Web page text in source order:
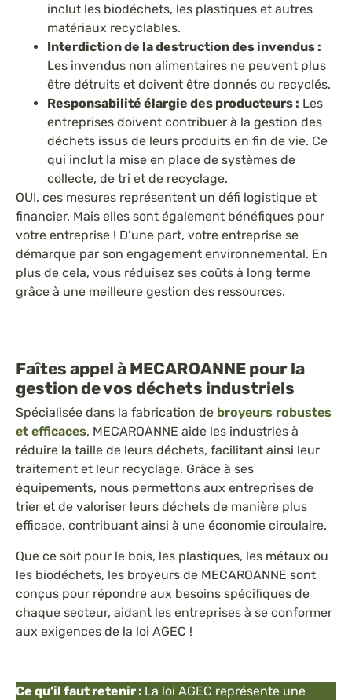
inclut les biodéchets, les plastiques et autres
matériaux recyclables.
Interdiction de la destruction des invendus :
Les invendus non alimentaires ne peuvent plus
être détruits et doivent être donnés ou recyclés.
Responsabilité élargie des producteurs : Les
entreprises doivent contribuer à la gestion des
déchets issus de leurs produits en fin de vie. Ce
qui inclut la mise en place de systèmes de
collecte, de tri et de recyclage.
OUI, ces mesures représentent un défi logistique et
financier. Mais elles sont également bénéfiques pour
votre entreprise ! D’une part, votre entreprise se
démarque par son engagement environnemental. En
plus de cela, vous réduisez ses coûts à long terme
grâce à une meilleure gestion des ressources.
Faîtes appel à MECAROANNE pour la
gestion de vos déchets industriels
Spécialisée dans la fabrication de broyeurs robustes
et efficaces, MECAROANNE aide les industries à
réduire la taille de leurs déchets, facilitant ainsi leur
traitement et leur recyclage. Grâce à ses
équipements, nous permettons aux entreprises de
trier et de valoriser leurs déchets de manière plus
efficace, contribuant ainsi à une économie circulaire.
Que ce soit pour le bois, les plastiques, les métaux ou
les biodéchets, les broyeurs de MECAROANNE sont
conçus pour répondre aux besoins spécifiques de
chaque secteur, aidant les entreprises à se conformer
aux exigences de la loi AGEC !
Ce qu’il faut retenir : La loi AGEC représente une